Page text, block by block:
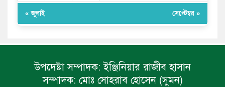
« জুলাই সেপ্টেম্বর »
উপদেষ্টা সম্পাদক: ইঞ্জিনিয়ার রাজীব হাসান
সম্পাদক: মোঃ সোহরাব হোসেন (সুমন)